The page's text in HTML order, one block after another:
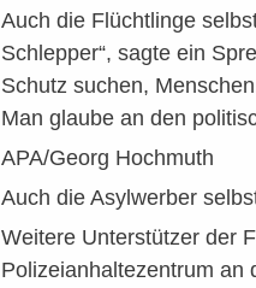
Auch die Flüchtlinge
Schlepper“, sagte ein
Schutz suchen,
Man glaube an den
APA/Georg Hochmuth
Auch die Asylwerber
Weitere Unterstützer der
Polizeianhaltezentrum an